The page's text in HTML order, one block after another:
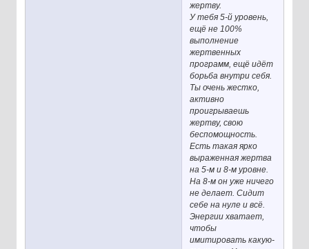
жертву.
У тебя 5-й уровень,
ещё не 100%
выполнение
жертвенных
программ, ещё идёт
борьба внутри себя.
Ты очень жестко,
активно
проигрываешь
жертву, свою
беспомощность.
Есть такая ярко
выраженная жертва
на 5-м и 8-м уровне.
На 8-м он уже ничего
не делает. Сидит
себе на нуле и всё.
Энергии хватает,
чтобы
имитировать какую-